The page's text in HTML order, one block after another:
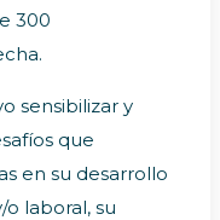
300
sensibilizar y
que
en su desarrollo
laboral, su